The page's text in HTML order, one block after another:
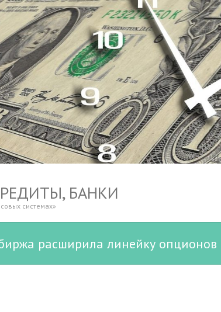
БАНКИ
системах»
расширила линейку опционов